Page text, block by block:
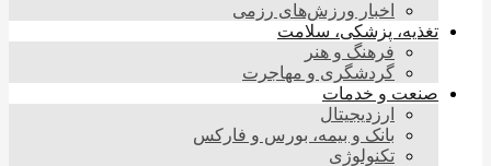
اخبار ورزش‌های رزمی
تغذیه، پزشکی، سلامت
فرهنگ و هنر
گردشگری و مهاجرت
صنعت و خدمات
ارزدیجیتال
بانک و بیمه، بورس و فارکس
تکنولوژی